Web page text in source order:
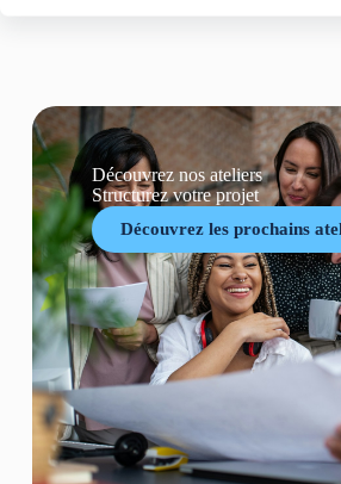
Découvrez nos ateliers
Structurez votre projet
Découvrez les prochains